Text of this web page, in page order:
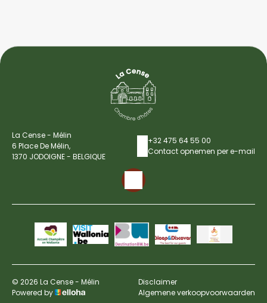
La Cense - Mélin
6 Place De Mélin,
1370 JODOIGNE - BELGIQUE
+32 475 64 55 00
Contact opnemen per e-mail
© 2026 La Cense - Mélin
Powered by
Disclaimer
Algemene verkoopvoorwaarden